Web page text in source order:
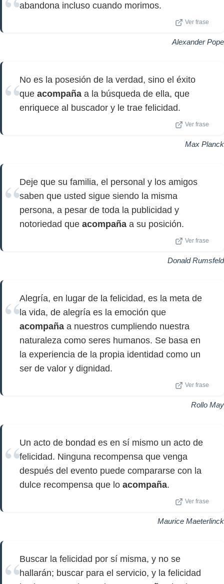
abandona incluso cuando morimos.
Ver frase
Alexander Pope
No es la posesión de la verdad, sino el éxito
que acompaña a la búsqueda de ella, que
enriquece al buscador y le trae felicidad.
Ver frase
Max Planck
Deje que su familia, el personal y los amigos
saben que usted sigue siendo la misma
persona, a pesar de toda la publicidad y
notoriedad que acompaña a su posición.
Ver frase
Donald Rumsfeld
Alegría, en lugar de la felicidad, es la meta de
la vida, de alegría es la emoción que
acompaña a nuestros cumpliendo nuestra
naturaleza como seres humanos. Se basa en
la experiencia de la propia identidad como un
ser de valor y dignidad.
Ver frase
Rollo May
Un acto de bondad es en sí mismo un acto de
felicidad. Ninguna recompensa que venga
después del evento puede compararse con la
dulce recompensa que lo acompaña.
Ver frase
Maurice Maeterlinck
Buscar la felicidad por sí misma, y ​​no se
hallarán; buscar para el servicio, y la felicidad